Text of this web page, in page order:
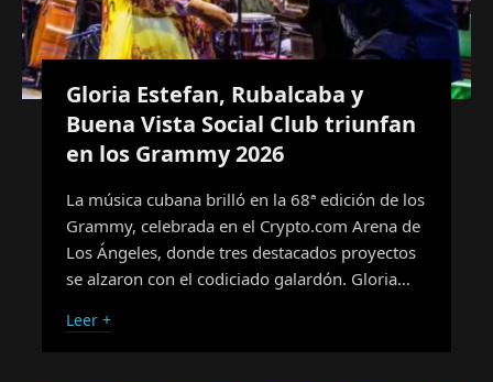
Gloria Estefan, Rubalcaba y
Buena Vista Social Club triunfan
en los Grammy 2026
La música cubana brilló en la 68ª edición de los
Grammy, celebrada en el Crypto.com Arena de
Los Ángeles, donde tres destacados proyectos
se alzaron con el codiciado galardón. Gloria…
Leer +